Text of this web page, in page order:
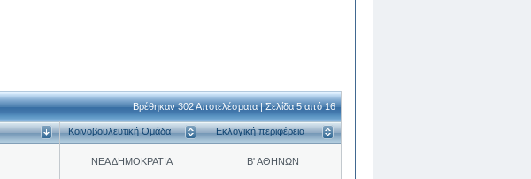
Βρέθηκαν 302 Αποτελέσματα | Σελίδα 5 από 16
Κοινοβουλευτική Ομάδα Εκλογική περιφέρεια
ΝΕΑ ΔΗΜΟΚΡΑΤΙΑ Β' ΑΘΗΝΩΝ